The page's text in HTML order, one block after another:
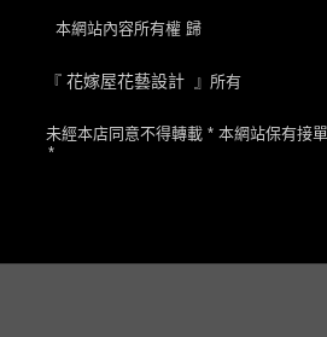
本網站內容所有權 歸
『 花嫁屋花藝設計 』所有
未經本店同意不得轉載 * 本網站保有接
*